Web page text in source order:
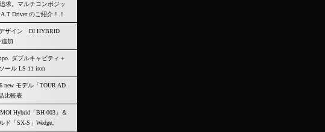
求。マルチコンポジッ
Driver のご紹介！！
デザイン DI HYBRID
加
ダブルキャビティ＋
ール LS-11 iron
new モデル「TOUR AD
比較表
Hybrid「BH-003」＆
ド「SX-S」Wedge。